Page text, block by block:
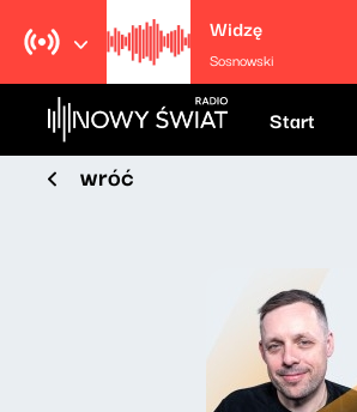
Widzę
Sosnowski
Start
wróć